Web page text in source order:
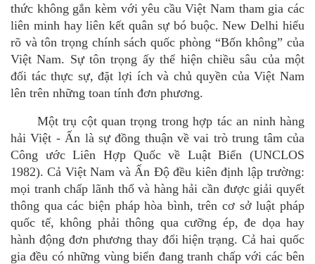
thức không gắn kèm với yêu cầu Việt Nam tham gia các
liên minh hay liên kết quân sự bó buộc. New Delhi hiểu
rõ và tôn trọng chính sách quốc phòng “Bốn không” của
Việt Nam. Sự tôn trọng ấy thể hiện chiều sâu của một
đối tác thực sự, đặt lợi ích và chủ quyền của Việt Nam
lên trên những toan tính đơn phương.
Một trụ cột quan trọng trong hợp tác an ninh hàng
hải Việt - Ấn là sự đồng thuận vềvai tròtrung tâm của
Công ước Liên Hợp Quốc về Luật Biển (UNCLOS
1982). Cả Việt Nam và Ấn Độ đều kiên định lập trường:
mọi tranh chấp lãnh thổ và hàng hải cần được giải quyết
thông qua các biện pháp hòa bình, trên cơ sở luật pháp
quốc tế, không phải thông qua cưỡng ép, đe dọa hay
hành động đơn phương thay đổi hiện trạng. Cả hai quốc
gia đều có những vùng biển đang tranh chấp với các bên